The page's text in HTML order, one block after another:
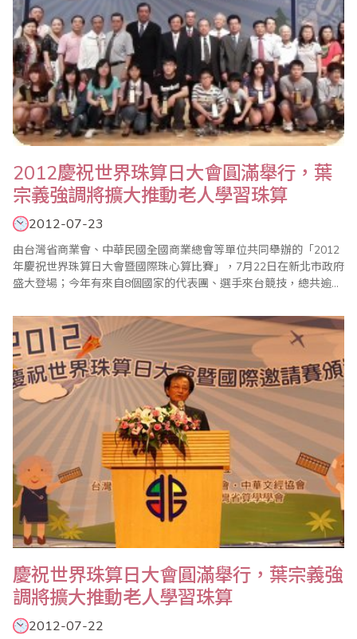
2012慶祝世界珠算日大會圓滿舉行，葉
宗義強調將擴大推動老人學習珠算
2012-07-23
由台灣省商業會、中華民國全國商業總會等單位共同舉辦的「2012
年慶祝世界珠算日大會暨國際珠心算比賽」，7月22日在新北市政府
盛大登場；今年有來自8個國家的代表團、選手來台競技，總共逾
長葉宗義(見左圖)致詞強調，珠算已成為每個人終身學習的有效工
具，省商會計畫進一步推動成立「台灣珠心算千人俱樂部」，以老
者為成員，藉以凸顯珠心算可以..
慶祝世界珠算日大會圓滿舉行，葉宗義強
調將擴大推動老人學習珠算
2012-07-22